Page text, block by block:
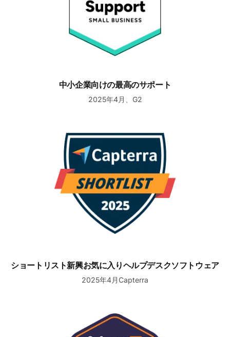
中小企業向けの最高のサポート
2025年4月、G2
ショートリスト新興お気に入りヘルプデスクソフトウェア
2025年4月Capterra